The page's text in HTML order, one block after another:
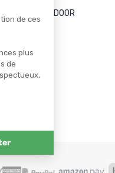
TONTON OUTDOOR
promos